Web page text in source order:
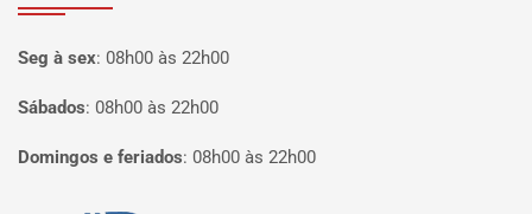
Seg à sex: 08h00 às 22h00
Sábados: 08h00 às 22h00
Domingos e feriados: 08h00 às 22h00